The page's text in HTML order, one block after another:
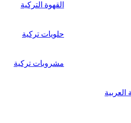
القهوة التركية
حلويات تركية
مشروبات تركية
العربية